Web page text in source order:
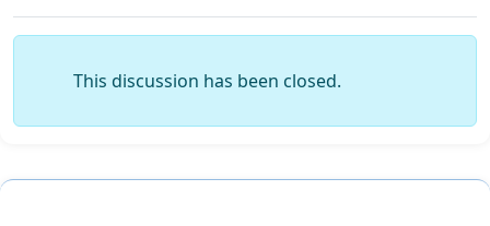
This discussion has been closed.